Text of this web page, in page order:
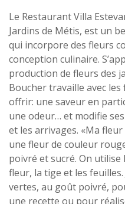
Le Restaurant Villa
Jardins de Métis, est un
qui incorpore des fleurs
conception culinaire.
production de fleurs des
Boucher travaille avec les
offrir: une saveur en
une odeur… et modifie
et les arrivages. «Ma
une fleur de couleur
poivré et sucré. On utilise
fleur, la tige et les
vertes, au goût poivré,
une recette ou pour